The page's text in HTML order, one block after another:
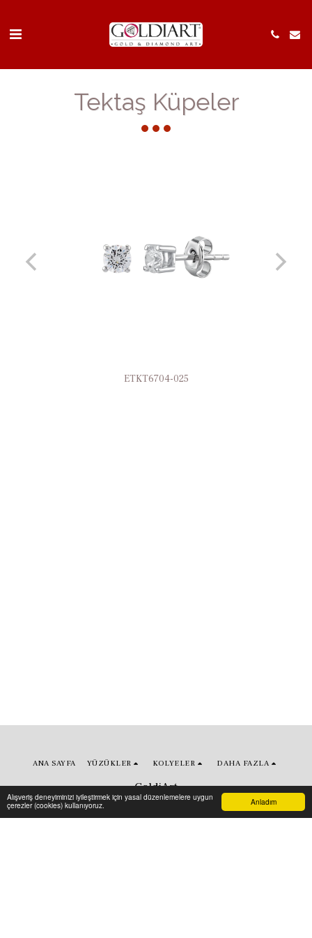
Anladım
Alışveriş deneyiminizi iyileştirmek için yasal düzenlemelere uygun
çerezler (cookies) kullanıyoruz.
Tektaş Küpeler
ETKT6704-025
GoldiArt
Telif Hakkı © 2026 Tüm hakları saklıdır
Sartlar|Gizlilik ve Güvenlik
ANA SAYFA YÜZÜKLER KOLYELER DAHA FAZLA